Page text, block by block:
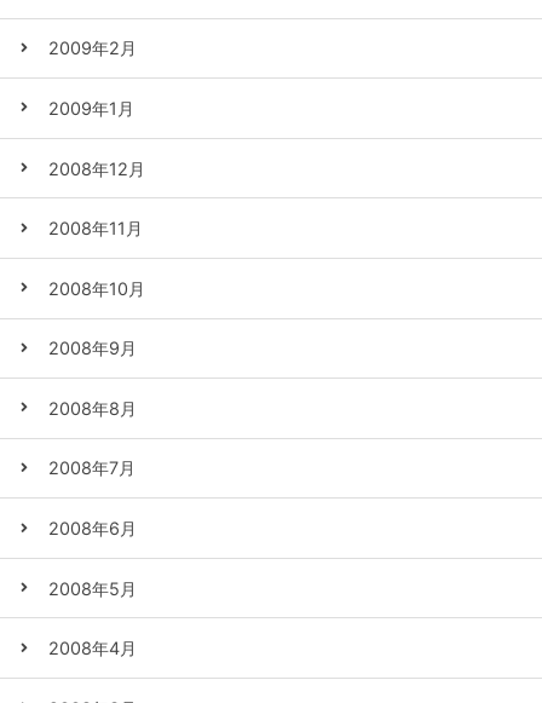
2009年2月
2009年1月
2008年12月
2008年11月
2008年10月
2008年9月
2008年8月
2008年7月
2008年6月
2008年5月
2008年4月